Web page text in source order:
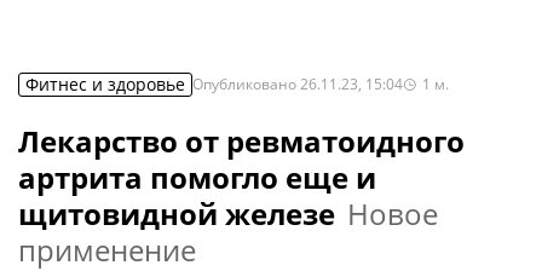
Фитнес и здоровье Опубликовано26.11.23, 15:04 1 м.
Лекарство от ревматоидного
артрита помогло еще и
щитовидной железе Новое
применение